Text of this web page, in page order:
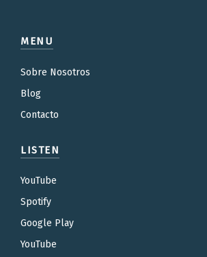
MENU
Sobre Nosotros
Blog
Contacto
LISTEN
YouTube
Spotify
Google Play
YouTube